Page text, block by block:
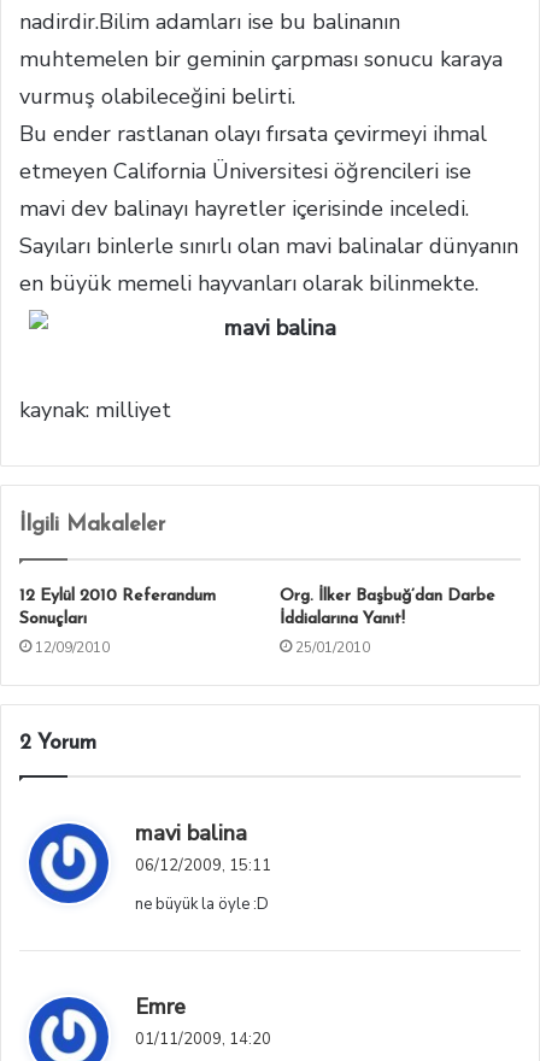
nadirdir.Bilim adamları ise bu balinanın
muhtemelen bir geminin çarpması sonucu karaya
vurmuş olabileceğini belirti.
Bu ender rastlanan olayı fırsata çevirmeyi ihmal
etmeyen California Üniversitesi öğrencileri ise
mavi dev balinayı hayretler içerisinde inceledi.
Sayıları binlerle sınırlı olan mavi balinalar dünyanın
en büyük memeli hayvanları olarak bilinmekte.
kaynak: milliyet
İlgili Makaleler
12 Eylül 2010 Referandum
Sonuçları
12/09/2010
Org. İlker Başbuğ’dan Darbe
İddialarına Yanıt!
25/01/2010
2 Yorum
mavi balina
e
i
06/12/2009, 15:11
ne büyük la öyle :D
Emre
e
01/11/2009, 14:20